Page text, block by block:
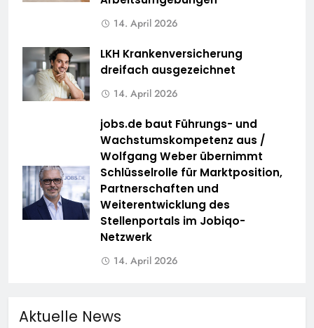
14. April 2026
LKH Krankenversicherung
dreifach ausgezeichnet
14. April 2026
jobs.de baut Führungs- und
Wachstumskompetenz aus /
Wolfgang Weber übernimmt
Schlüsselrolle für Marktposition,
Partnerschaften und
Weiterentwicklung des
Stellenportals im Jobiqo-
Netzwerk
14. April 2026
Aktuelle News